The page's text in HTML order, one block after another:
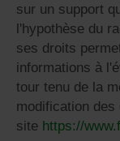
sur un support
l'hypothèse du
ses droits
informations à
tour tenu de la
modification
site https://